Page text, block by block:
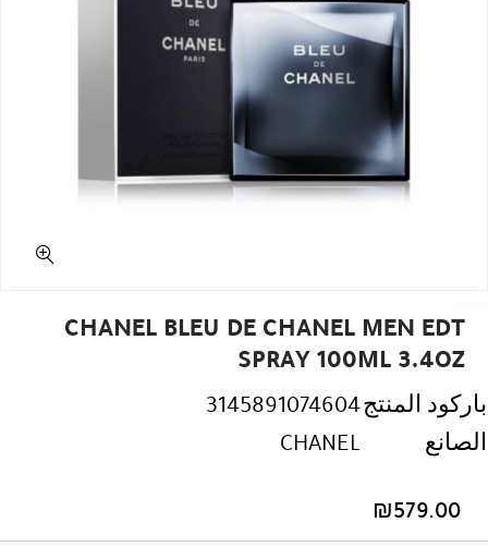
CHANEL BLEU DE CHANEL MEN EDT
SPRAY 100ML 3.4OZ
باركود المنتج3145891074604
الصانع
CHANEL
₪579.00